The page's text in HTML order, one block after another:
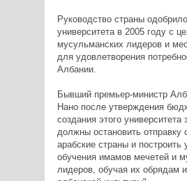
Руководство страны
университета в 2005 году с
мусульманских лидеров и
для удовлетворения
Албании.
Бывший премьер-министр
Нано после утверждения
создания этого
должны остановить отправку
арабские страны и построить
обучения имамов мечетей и
лидеров, обучая их обрядам